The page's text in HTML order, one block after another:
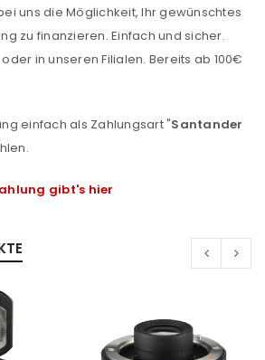
uns die Möglichkeit, Ihr gewünschtes
zu finanzieren. Einfach und sicher.
in unseren Filialen. Bereits ab 100€
einfach als Zahlungsart "Santander
gibt's hier